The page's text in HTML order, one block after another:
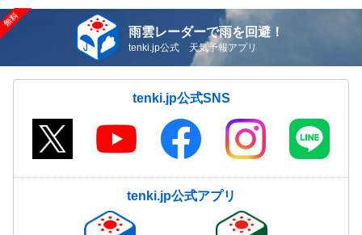
雨雲レーダーで雨を回避！
tenki.jp公式 天気予報アプリ
tenki.jp公式SNS
tenki.jp公式アプリ